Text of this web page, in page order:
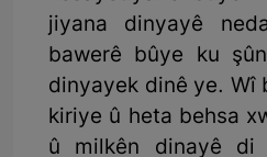
jiyana dinyayê
bawerê bûye ku
dinyayek dinê ye.
kiriye û heta behsa
û milkên dinayê di